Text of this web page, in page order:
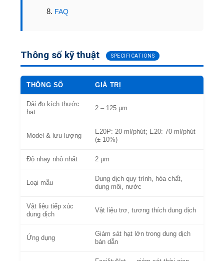
FAQ
Thông số kỹ thuật SPECIFICATIONS
THÔNG SỐ GIÁ TRỊ
Dải đo kích thước
hạt
2 – 125 µm
Model & lưu lượng
E20P: 20 ml/phút; E20: 70 ml/phút
(± 10%)
Độ nhạy nhỏ nhất 2 µm
Loại mẫu
Dung dịch quy trình, hóa chất,
dung môi, nước
Vật liệu tiếp xúc
dung dịch
Vật liệu trơ, tương thích dung dịch
Ứng dụng
Giám sát hạt lớn trong dung dịch
bán dẫn